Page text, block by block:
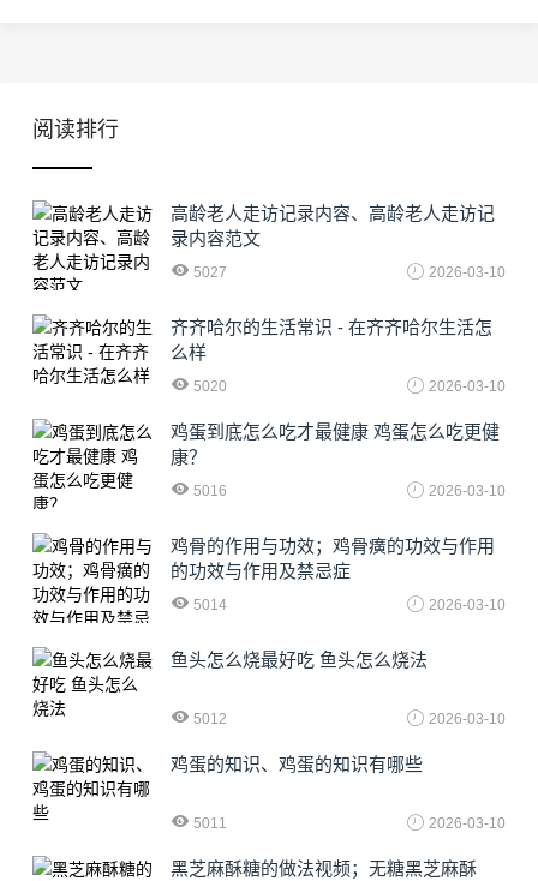
阅读排行
高龄老人走访记录内容、高龄老人走访记
录内容范文
5027 2026-03-10
齐齐哈尔的生活常识 - 在齐齐哈尔生活怎
么样
5020 2026-03-10
鸡蛋到底怎么吃才最健康 鸡蛋怎么吃更健
康？
5016 2026-03-10
鸡骨的作用与功效；鸡骨癀的功效与作用
的功效与作用及禁忌症
5014 2026-03-10
鱼头怎么烧最好吃 鱼头怎么烧法
5012 2026-03-10
鸡蛋的知识、鸡蛋的知识有哪些
5011 2026-03-10
黑芝麻酥糖的做法视频；无糖黑芝麻酥